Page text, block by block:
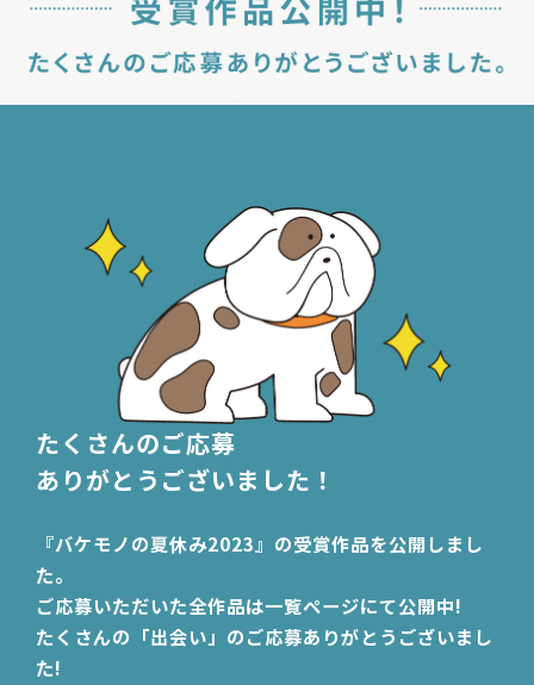
たくさんのご応募
ありがとうございました！
『バケモノの夏休み2023』の受賞作品を公開しまし
た。
ご応募いただいた全作品は一覧ページにて公開中!
たくさんの「出会い」のご応募ありがとうございまし
た!